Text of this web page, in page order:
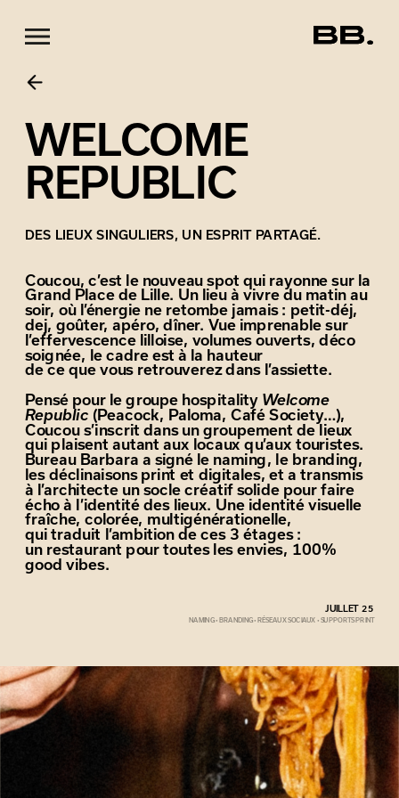
WELCOME
REPUBLIC
DES LIEUX SINGULIERS, UN ESPRIT PARTAGÉ.
Coucou, c’est le nouveau spot qui rayonne sur la
Grand Place de Lille. Un lieu à vivre du matin au
soir, où l’énergie ne retombe jamais : petit-déj,
dej, goûter, apéro, dîner. Vue imprenable sur
l’effervescence lilloise, volumes ouverts, déco
soignée, le cadre est à la hauteur
de ce que vous retrouverez dans l’assiette.
Pensé pour le groupe hospitality Welcome
Republic (Peacock, Paloma, Café Society…),
Coucou s’inscrit dans un groupement de lieux
qui plaisent autant aux locaux qu’aux touristes.
Bureau Barbara a signé le naming, le branding,
les déclinaisons print et digitales, et a transmis
à l’architecte un socle créatif solide pour faire
écho à l’identité des lieux. Une identité visuelle
fraîche, colorée, multigénérationelle,
qui traduit l’ambition de ces 3 étages :
un restaurant pour toutes les envies, 100%
good vibes.
JUILLET 25
NAMING • BRANDING • RÉSEAUX SOCIAUX • SUPPORTS PRINT